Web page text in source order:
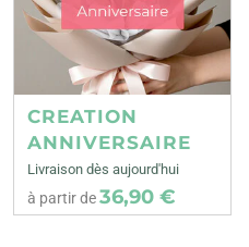
CREATION
ANNIVERSAIRE
Livraison dès aujourd'hui
à partir de36,90 €